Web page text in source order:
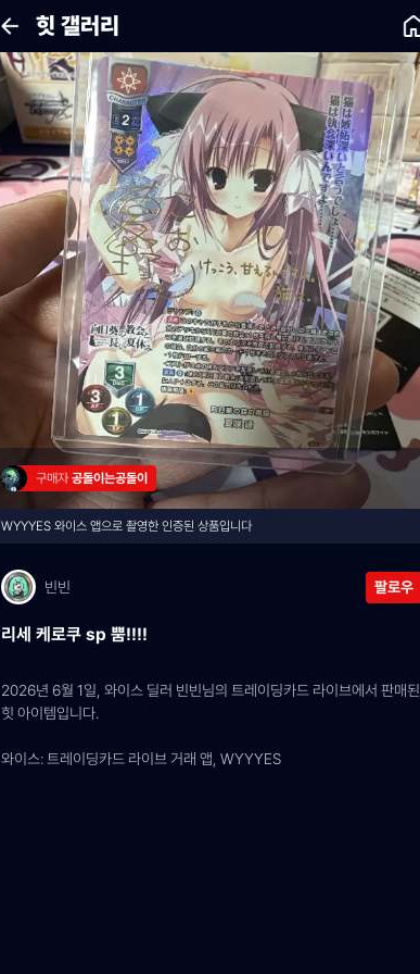
힛 갤러리
구매자 공돌이는공돌이
WYYYES 와이스 앱으로 촬영한 인증된 상품입니다
빈빈 팔로우
리세 케로쿠 sp 뿜!!!!
2026년 6월 1일, 와이스 딜러 빈빈님의 트레이딩카드 라이브에서 판매된
힛 아이템입니다.
와이스: 트레이딩카드 라이브 거래 앱, WYYYES